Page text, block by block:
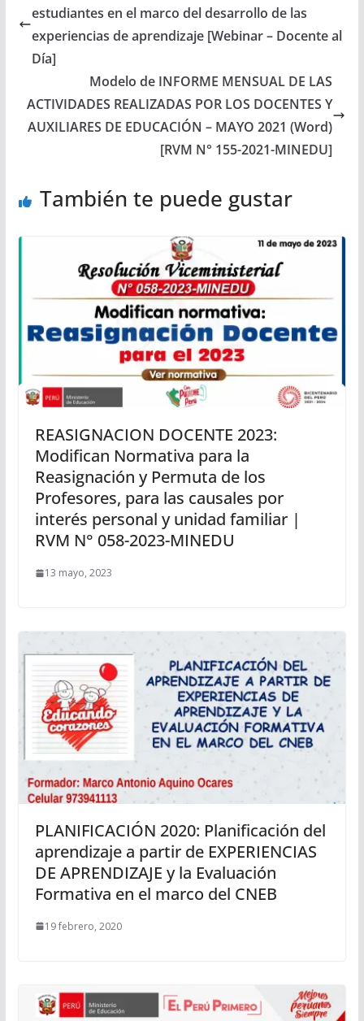
estudiantes en el marco del desarrollo de las
experiencias de aprendizaje [Webinar – Docente al
Día]
Modelo de INFORME MENSUAL DE LAS
ACTIVIDADES REALIZADAS POR LOS DOCENTES Y
AUXILIARES DE EDUCACIÓN – MAYO 2021 (Word)
[RVM N° 155-2021-MINEDU]
También te puede gustar
REASIGNACION DOCENTE 2023:
Modifican Normativa para la
Reasignación y Permuta de los
Profesores, para las causales por
interés personal y unidad familiar |
RVM N° 058-2023-MINEDU
13 mayo, 2023
PLANIFICACIÓN 2020: Planificación del
aprendizaje a partir de EXPERIENCIAS
DE APRENDIZAJE y la Evaluación
Formativa en el marco del CNEB
19 febrero, 2020